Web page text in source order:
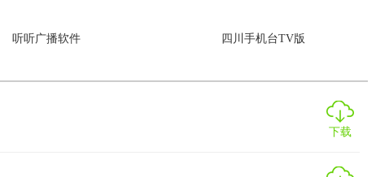
听听广播软件 四川手机台TV版
下载